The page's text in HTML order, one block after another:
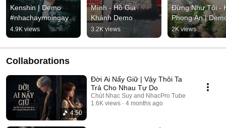
Kenshin | Demo
#nhachaymoingay
#tamtrang
4.9K views
Mình - Hồ Gia
Khánh Demo
3.2K views
Đừng Như Tôi -
Phong An |
2K views
Collaborations
4:50
Đời Ai Nấy Giữ | Vậy Thôi Ta
Trả Cho Nhau Tự Do
Chút Nhạc Suy and NhacPro Tube
1.6K views
4 months ago